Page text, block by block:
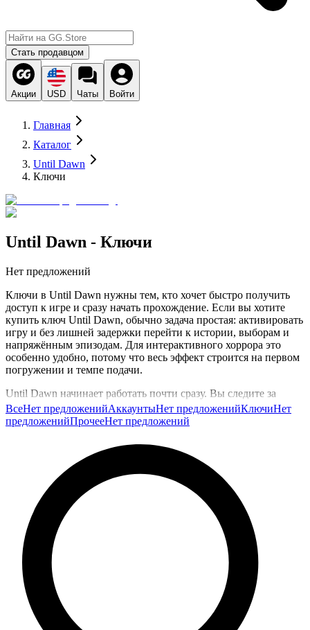
Стать продавцом
Акции USD Чаты Войти
Главная
Каталог
Until Dawn
Ключи
Until Dawn - Ключи
Нет предложений
Ключи в Until Dawn нужны тем, кто хочет быстро получить
доступ к игре и сразу начать прохождение. Если вы хотите
купить ключ Until Dawn, обычно задача простая: активировать
игру и без лишней задержки перейти к истории, выборам и
напряжённым эпизодам. Для интерактивного хоррора это
особенно удобно, потому что весь эффект строится на первом
погружении и темпе подачи.
Until Dawn начинает работать почти сразу. Вы следите за
сценами, выбираете действия, собираете улики и постепенно
понимаете, что каждое решение может аукнуться сильно
позже. Чем быстрее вы входите в игру, тем легче поймать это
напряжение и пройти историю в нужном ритме. Ключ
помогает не растягивать старт и сразу перейти к самому
Эту категорию обычно выбирают, когда нужен прямой и
понятный способ быстро начать игру. На GG.Store такие
предложения размещают сами игроки, поэтому здесь удобно
закрыть вопрос с доступом и перейти к прохождению.
ВсеНет предложенийАккаунтыНет предложенийКлючиНет
предложенийПрочееНет предложений